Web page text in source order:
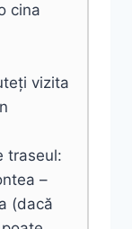
cina
vizita
traseul:
–
(dacă